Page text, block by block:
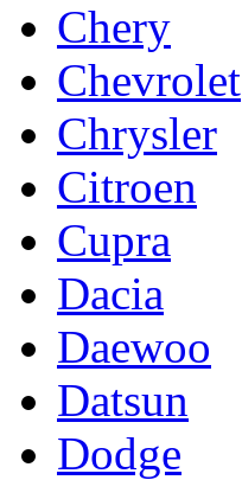
Chery
Chevrolet
Chrysler
Citroen
Cupra
Dacia
Daewoo
Datsun
Dodge